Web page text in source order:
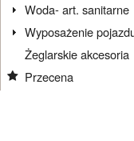
Woda- art. sanitarne
Wyposażenie
Żeglarskie akcesoria
Przecena